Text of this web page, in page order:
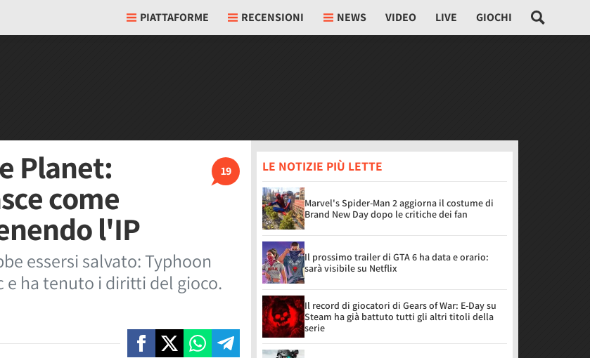
PIATTAFORME RECENSIONI NEWS VIDEO LIVE GIOCHI
19
Planet:
come
l'IP
essersi salvato: Typhoon
e ha tenuto i diritti del gioco.
LE NOTIZIE PIÙ LETTE
Marvel's Spider-Man 2 aggiorna il costume di
Brand New Day dopo le critiche dei fan
Il prossimo trailer di GTA 6 ha data e orario:
sarà visibile su Netflix
Il record di giocatori di Gears of War: E-Day su
Steam ha già battuto tutti gli altri titoli della
serie